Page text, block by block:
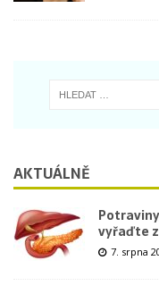
AKTUÁLNĚ
vyřaďte
7. srpna